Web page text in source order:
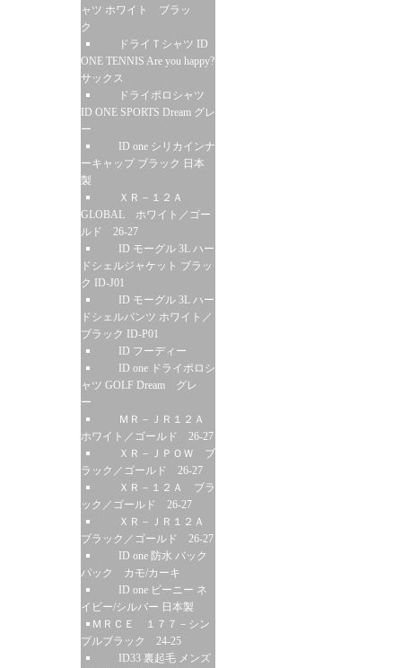
ャツ ホワイト ブラッ
ク
ドライＴシャツ ID
ONE TENNIS Are you happy?
サックス
ドライポロシャツ
ID ONE SPORTS Dream グレ
ー
ID one シリカインナ
ーキャップ ブラック 日本
製
ＸＲ－１２Ａ
GLOBAL ホワイト／ゴー
ルド 26-27
ID モーグル 3L ハー
ドシェルジャケット ブラッ
ク ID-J01
ID モーグル 3L ハー
ドシェルパンツ ホワイト／
ブラック ID-P01
ID フーディー
ID one ドライポロシ
ャツ GOLF Dream グレ
ー
ＭＲ－ＪＲ１２Ａ
ホワイト／ゴールド 26-27
ＸＲ－ＪＰＯＷ ブ
ラック／ゴールド 26-27
ＸＲ－１２Ａ ブラ
ック／ゴールド 26-27
ＸＲ－ＪＲ１２Ａ
ブラック／ゴールド 26-27
ID one 防水 バック
パック カモ/カーキ
ID one ビーニー ネ
イビー/シルバー 日本製
ＭＲＣＥ １７７－シン
プルブラック 24-25
ID33 裏起毛 メンズ